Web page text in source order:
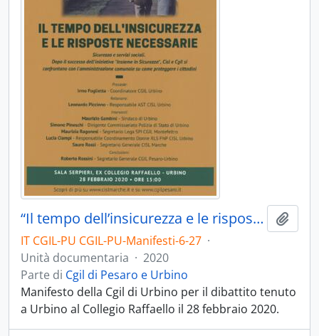
“Il tempo dell’insicurezza e le risposte necessarie” - 2020
IT CGIL-PU CGIL-PU-Manifesti-6-27 ·
Unità documentaria · 2020
Parte di Cgil di Pesaro e Urbino
Manifesto della Cgil di Urbino per il dibattito tenuto
a Urbino al Collegio Raffaello il 28 febbraio 2020.